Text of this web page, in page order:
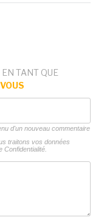
TANT QUE
d'un nouveau commentaire
traitons vos données
Confidentialité.